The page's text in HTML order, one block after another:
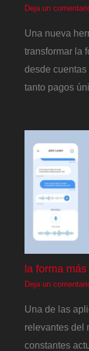
Deja un
Una nueva
transformar la
desde
tanto pagos
la forma
Deja un
Una de las
relevantes del
constantes